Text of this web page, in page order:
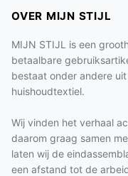
OVER MIJN STIJL
MIJN STIJL is een
betaalbare
bestaat onder andere
huishoudtextiel.
Wij vinden het verhaal
daarom graag samen
laten wij de
een afstand tot de